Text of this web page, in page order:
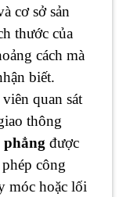
cơ sở sản
thước của
cách mà
biết.
quan sát
thông
phẳng được
công
móc hoặc lối